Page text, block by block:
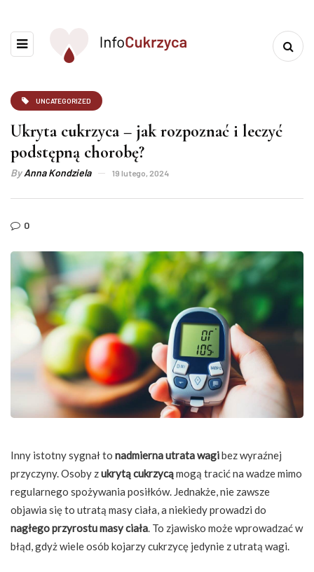
UNCATEGORIZED
Ukryta cukrzyca – jak rozpoznać i leczyć
podstępną chorobę?
ByAnna Kondziela 19 lutego, 2024
0
Inny istotny sygnał to nadmierna utrata wagibez wyraźnej
przyczyny. Osoby zukrytą cukrzycąmogą tracić na wadze mimo
regularnego spożywania posiłków. Jednakże, nie zawsze
objawia się to utratą masy ciała, a niekiedy prowadzi do
nagłego przyrostu masy ciała. To zjawisko może wprowadzać w
błąd, gdyż wiele osób kojarzy cukrzycę jedynie z utratą wagi.